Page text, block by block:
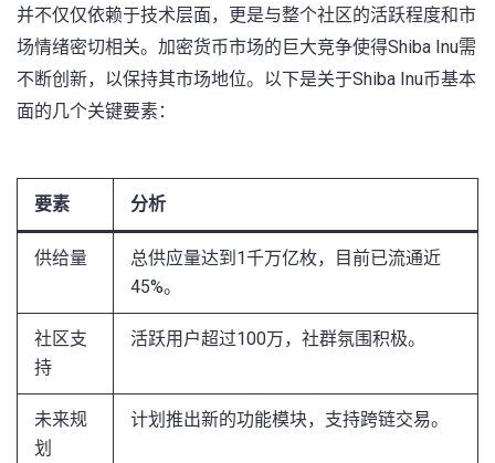
并不仅仅依赖于技术层面，更是与整个社区的活跃程度和市
场情绪密切相关。加密货币市场的巨大竞争使得Shiba Inu需
不断创新，以保持其市场地位。以下是关于Shiba Inu币基本
面的几个关键要素：
要素 分析
供给量
总供应量达到1千万亿枚，目前已流通近
45%。
社区支
持
活跃用户超过100万，社群氛围积极。
未来规
划
计划推出新的功能模块，支持跨链交易。